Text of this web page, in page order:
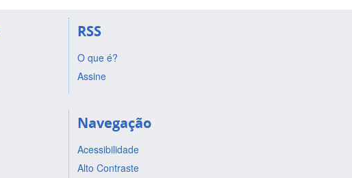
RSS
O que é?
Assine
Navegação
Acessibilidade
Alto Contraste